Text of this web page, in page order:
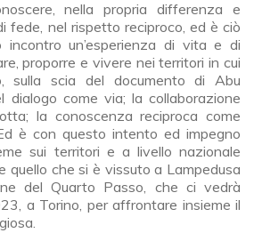
nella propria differenza e
fede, nel rispetto reciproco, ed è ciò
un’esperienza di vita e di
proporre e vivere nei territori in cui
sulla scia del documento di Abu
dialogo come via; la collaborazione
la conoscenza reciproca come
è con questo intento ed impegno
sui territori e a livello nazionale
quello che si è vissuto a Lampedusa
del Quarto Passo, che ci vedrà
a Torino, per affrontare insieme il